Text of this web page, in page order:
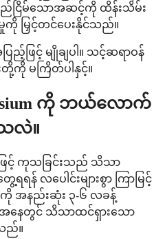
ြိမ်သောအဆင့်ကို ထိန်းသိမ်း
ကို မြှင့်တင်ပေးနိုင်သည်။
ည့်ဖြင့် မျိုချပါ။ သင့်ဆရာဝန်
တို့ကို မကြိတ်ပါနှင့်။
ကို ဘယ်လောက်
လဲ။
ကုသခြင်းသည် သိသာ
ရန် လပေါင်းများစွာ ကြာမြင့်
အနည်းဆုံး ၃-၆ လခန့်
နေတွင် သိသာထင်ရှားသော
ည်။